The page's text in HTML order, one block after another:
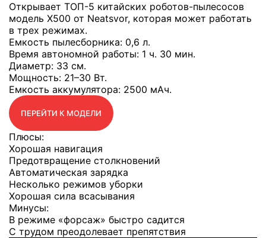
Открывает ТОП-5 китайских роботов-пылесосов
модель X500 от Neatsvor, которая может работать
в трех режимах.
Емкость пылесборника: 0,6 л.
Время автономной работы: 1 ч. 30 мин.
Диаметр: 33 см.
Мощность: 21–30 Вт.
Емкость аккумулятора: 2500 мАч.
ПЕРЕЙТИ К МОДЕЛИ
Плюсы:
Хорошая навигация
Предотвращение столкновений
Автоматическая зарядка
Несколько режимов уборки
Хорошая сила всасывания
Минусы:
В режиме «форсаж» быстро садится
С трудом преодолевает препятствия